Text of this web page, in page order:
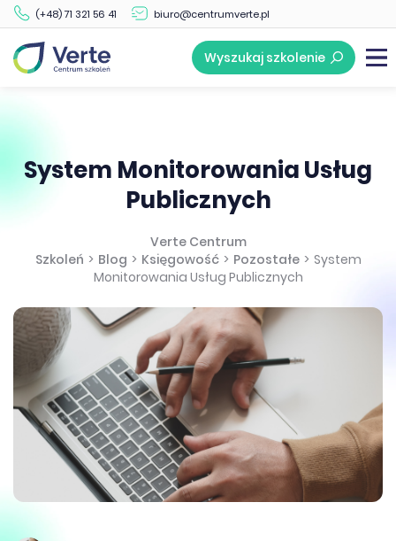
(+48) 71 321 56 41 biuro@centrumverte.pl
Wyszukaj szkolenie
System Monitorowania Usług
Publicznych
Verte Centrum
Szkoleń > Blog > Księgowość > Pozostałe > System
Monitorowania Usług Publicznych